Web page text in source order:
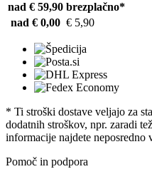
nad € 59,90 brezplačno*
nad € 0,00 € 5,90
* Ti stroški dostave veljajo za
dodatnih stroškov, npr. zaradi
informacije najdete neposredno
Pomoč in podpora